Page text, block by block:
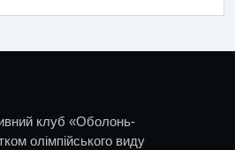
клуб «Оболонь-
олімпійського виду